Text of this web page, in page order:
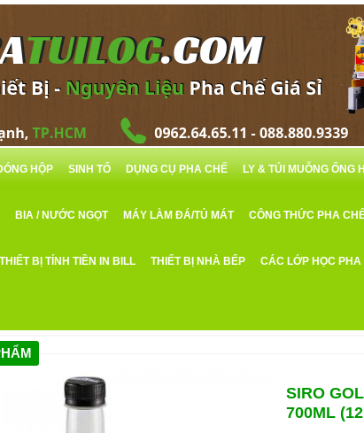
HỘP SINH TỐ DỤNG CỤ PHA CHẾ LY & TÚI MUỖNG ỐNG
BIA / NƯỚC NGỌT MÁY LÀM ĐÁ/TỦ MÁT CÔNG THỨC PHA
THIẾT BỊ TÍNH TIỀN IN BILL THIẾT BỊ NHÀ BẾP CÁC LỚP HỌC PHA
SIRO
700ML